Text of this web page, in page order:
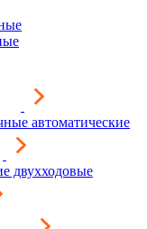
автоматические
двухходовые